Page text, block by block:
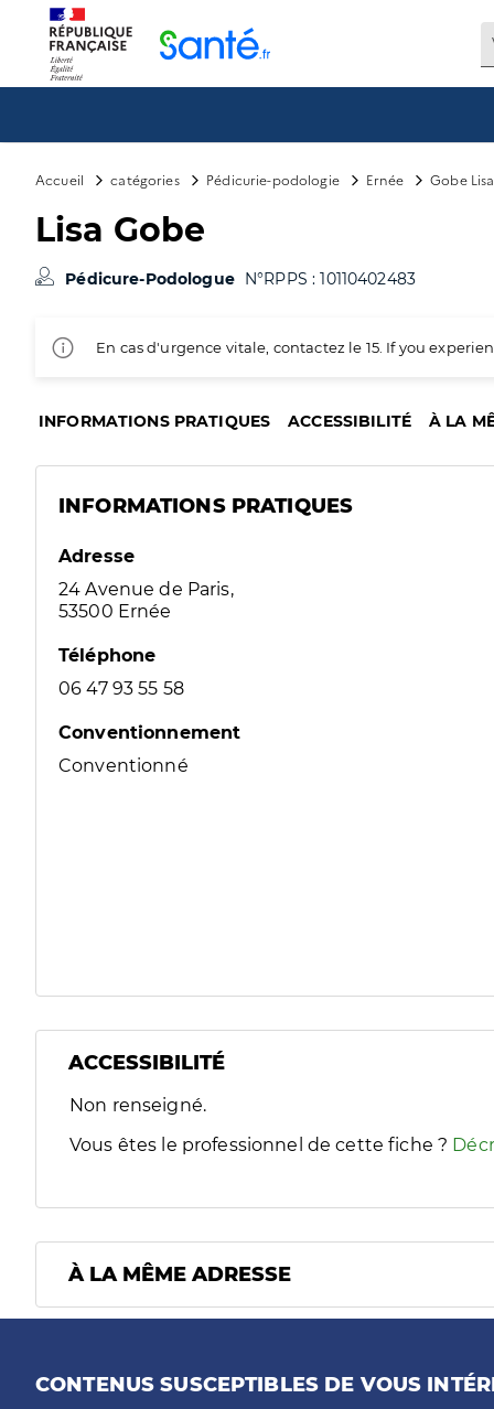
Accueil catégories Pédicurie-podologie Ernée Gobe Lisa
Lisa Gobe
Pédicure-Podologue N°RPPS : 10110402483
En cas d'urgence vitale, contactez le 15. If you
INFORMATIONS PRATIQUES ACCESSIBILITÉ À LA
INFORMATIONS PRATIQUES
Adresse
24 Avenue de Paris,
53500 Ernée
Téléphone
06 47 93 55 58
Conventionnement
Conventionné
ACCESSIBILITÉ
Filtres
Sélectionnez un ou plusieurs handicaps/besoins
Non renseigné.
Vous êtes le professionnel de cette fiche ?
À LA MÊME ADRESSE
CONTENUS SUSCEPTIBLES DE VOUS
Panneau de gestion des cookies